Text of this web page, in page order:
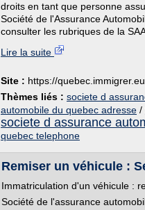
droits en tant que personne
Société de l'Assurance
consulter les rubriques de la
Lire la suite
Site : https://quebec.immigrer.eu
Thèmes liés : societe d
automobile du quebec adresse /
societe d assurance
quebec telephone
Remiser un véhicule :
Immatriculation d'un véhicule :
Société de l'assurance